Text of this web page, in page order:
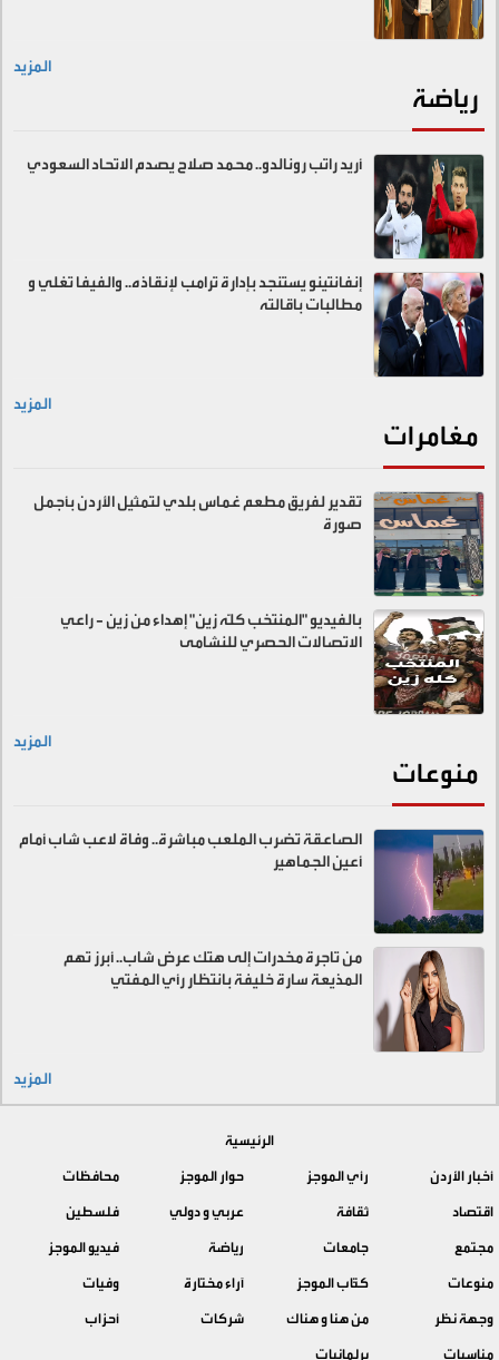
المزيد
رياضة
أريد راتب رونالدو.. محمد صلاح يصدم الاتحاد السعودي
إنفانتينو يستنجد بإدارة ترامب لإنقاذه.. والفيفا تغلي و
مطالبات باقالته
المزيد
مغامرات
تقدير لفريق مطعم غماس بلدي لتمثيل الأردن بأجمل
صورة
بالفيديو "المنتخب كلّه زين" إهداء من زين - راعي
الاتصالات الحصري للنشامى
المزيد
منوعات
الصاعقة تضرب الملعب مباشرة.. وفاة لاعب شاب أمام
أعين الجماهير
من تاجرة مخدرات إلى هتك عرض شاب.. أبرز تهم
المذيعة سارة خليفة بانتظار رأي المفتي
المزيد
الرئيسية
أخبار الأردن
رأي الموجز حوار الموجز
محافظات
اقتصاد
ثقافة عربي و دولي
فلسطين
مجتمع
جامعات رياضة
فيديو الموجز
منوعات
كتّاب الموجز آراء مختارة
وفيات
وجهة نظر
من هنا و هناك شركات
أحزاب
مناسبات
برلمانيات